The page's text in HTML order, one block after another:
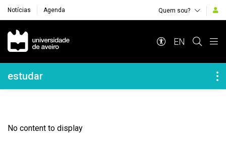
Notícias Agenda Quem sou?
Navegação Principal
EN
Navegação Lateral
estudar
No content to display